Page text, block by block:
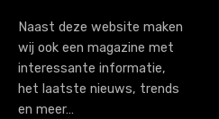
i
o
n
Naast deze website maken
wij ook een magazine met
interessante informatie,
het laatste nieuws, trends
en meer…